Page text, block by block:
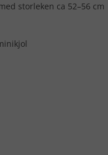
storleken ca 52–56 cm